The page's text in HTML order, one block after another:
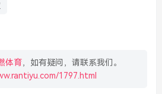
体育，如有疑问，请联系我们。
1797.html